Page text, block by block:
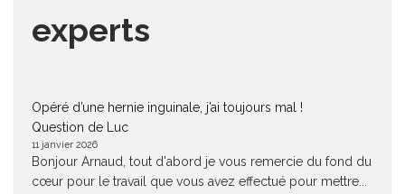
experts
Opéré d’une hernie inguinale, j’ai toujours mal !
Question de Luc
11 janvier 2026
Bonjour Arnaud, tout d'abord je vous remercie du fond du
cœur pour le travail que vous avez effectué pour mettre...